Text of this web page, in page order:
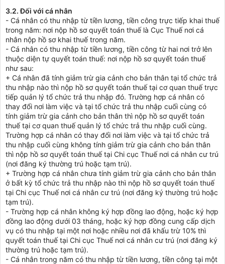
3.2. Đối với cá nhân
- Cá nhân có thu nhập từ tiền lương, tiền công trực tiếp khai thuế
trong năm: nơi nộp hồ sơ quyết toán thuế là Cục Thuế nơi cá
nhân nộp hồ sơ khai thuế trong năm.
- Cá nhân có thu nhập từ tiền lương, tiền công từ hai nơi trở lên
thuộc diện tự quyết toán thuế: nơi nộp hồ sơ quyết toán thuế
như sau:
+ Cá nhân đã tính giảm trừ gia cảnh cho bản thân tại tổ chức trả
thu nhập nào thì nộp hồ sơ quyết toán thuế tại cơ quan thuế trực
tiếp quản lý tổ chức trả thu nhập đó. Trường hợp cá nhân có
thay đổi nơi làm việc và tại tổ chức trả thu nhập cuối cùng có
tính giảm trừ gia cảnh cho bản thân thì nộp hồ sơ quyết toán
thuế tại cơ quan thuế quản lý tổ chức trả thu nhập cuối cùng.
Trường hợp cá nhân có thay đổi nơi làm việc và tại tổ chức trả
thu nhập cuối cùng không tính giảm trừ gia cảnh cho bản thân
thì nộp hồ sơ quyết toán thuế tại Chi cục Thuế nơi cá nhân cư trú
(nơi đăng ký thường trú hoặc tạm trú).
+ Trường hợp cá nhân chưa tính giảm trừ gia cảnh cho bản thân
ở bất kỳ tổ chức trả thu nhập nào thì nộp hồ sơ quyết toán thuế
tại Chi cục Thuế nơi cá nhân cư trú (nơi đăng ký thường trú hoặc
tạm trú).
- Trường hợp cá nhân không ký hợp đồng lao động, hoặc ký hợp
đồng lao động dưới 03 tháng, hoặc ký hợp đồng cung cấp dịch
vụ có thu nhập tại một nơi hoặc nhiều nơi đã khấu trừ 10% thì
quyết toán thuế tại Chi cục Thuế nơi cá nhân cư trú (nơi đăng ký
thường trú hoặc tạm trú).
- Cá nhân trong năm có thu nhập từ tiền lương, tiền công tại một